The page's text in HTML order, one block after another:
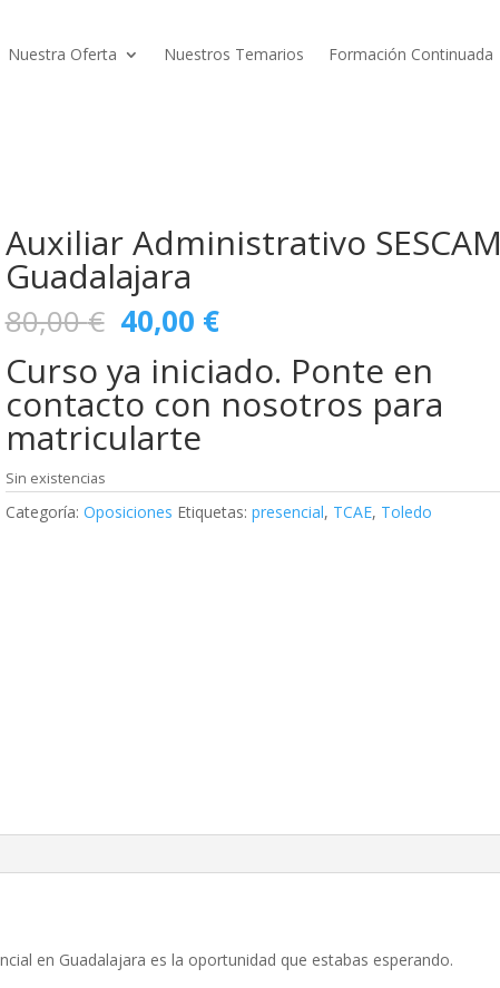
Nuestra Oferta Nuestros Temarios Formación Continuada
Auxiliar Administrativo SESCAM
Guadalajara
80,00€ El
precio
original
era:
80,00 €.
40,00 €El
precio
actual
es:
40,00 €.
Curso ya iniciado. Ponte en
contacto con nosotros para
matricularte
Sin existencias
Categoría: Oposiciones Etiquetas: presencial, TCAE, Toledo
en Guadalajara es la oportunidad que estabas esperando.